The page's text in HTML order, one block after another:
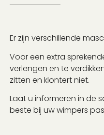
Er zijn verschillende
Voor een extra
verlengen en te
zitten en klontert niet.
Laat u informeren in de
beste bij uw wimpers